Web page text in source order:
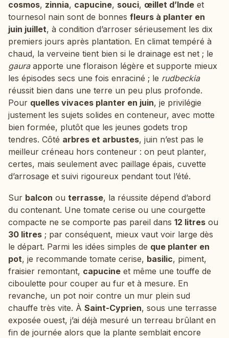
cosmos, zinnia, capucine, souci, œillet d’Inde et
tournesol nain sont de bonnes fleurs à planter en
juin juillet, à condition d’arroser sérieusement les dix
premiers jours après plantation. En climat tempéré à
chaud, la verveine tient bien si le drainage est net ; le
gauraapporte une floraison légère et supporte mieux
les épisodes secs une fois enraciné ; le rudbeckia
réussit bien dans une terre un peu plus profonde.
Pour quelles vivaces planter en juin, je privilégie
justement les sujets solides en conteneur, avec motte
bien formée, plutôt que les jeunes godets trop
tendres. Côté arbres et arbustes, juin n’est pas le
meilleur créneau hors conteneur : on peut planter,
certes, mais seulement avec paillage épais, cuvette
d’arrosage et suivi rigoureux pendant tout l’été.
Sur balcon ou terrasse, la réussite dépend d’abord
du contenant. Une tomate cerise ou une courgette
compacte ne se comporte pas pareil dans 12 litres ou
30 litres ; par conséquent, mieux vaut voir large dès
le départ. Parmi les idées simples de que planter en
pot, je recommande tomate cerise, basilic, piment,
fraisier remontant, capucine et même une touffe de
ciboulette pour couper au fur et à mesure. En
revanche, un pot noir contre un mur plein sud
chauffe très vite. À Saint-Cyprien, sous une terrasse
exposée ouest, j’ai déjà mesuré un terreau brûlant en
fin de journée alors que la plante semblait encore